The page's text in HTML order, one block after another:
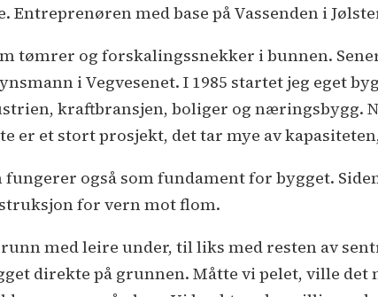
Entreprenøren med base på Vassenden i
tømrer og forskalingssnekker i bunnen.
i Vegvesenet. I 1985 startet jeg eget
kraftbransjen, boliger og næringsbygg.
er et stort prosjekt, det tar mye av
også som fundament for bygget.
for vern mot flom.
med leire under, til liks med resten av
direkte på grunnen. Måtte vi pelet, ville